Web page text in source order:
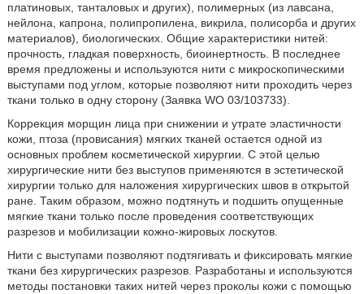
платиновых, танталовых и других), полимерных (из лавсана,
нейлона, капрона, полипропилена, викрила, полисорба и других
материалов), биологических. Общие характеристики нитей:
прочность, гладкая поверхность, биоинертность. В последнее
время предложены и используются нити с микроскопическими
выступами под углом, которые позволяют нити проходить через
ткани только в одну сторону (Заявка WO 03/103733).
Коррекция морщин лица при снижении и утрате эластичности
кожи, птоза (провисания) мягких тканей остается одной из
основных проблем косметической хирургии. С этой целью
хирургические нити без выступов применяются в эстетической
хирургии только для наложения хирургических швов в открытой
ране. Таким образом, можно подтянуть и подшить опущенные
мягкие ткани только после проведения соответствующих
разрезов и мобилизации кожно-жировых лоскутов.
Нити с выступами позволяют подтягивать и фиксировать мягкие
ткани без хирургических разрезов. Разработаны и используются
методы постановки таких нитей через проколы кожи с помощью